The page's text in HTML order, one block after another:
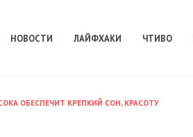
НОВОСТИ ЛАЙФХАКИ ЧТИВО
ОБЕСПЕЧИТ КРЕПКИЙ СОН, КРАСОТУ